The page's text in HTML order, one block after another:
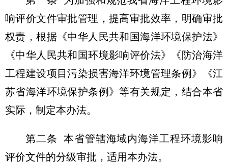
响评价文件审批管理，提高审批效率，明确审批
权责，根据《中华人民共和国海洋环境保护法》
《中华人民共和国环境影响评价法》《防治海洋
工程建设项目污染损害海洋环境管理条例》《江
苏省海洋环境保护条例》等有关规定，结合本省
实际，制定本办法。
第二条 本省管辖海域内海洋工程环境影响
评价文件的分级审批，适用本办法。